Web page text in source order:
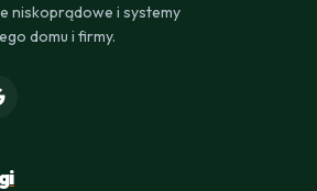
niskoprądowe i systemy
domu i firmy.